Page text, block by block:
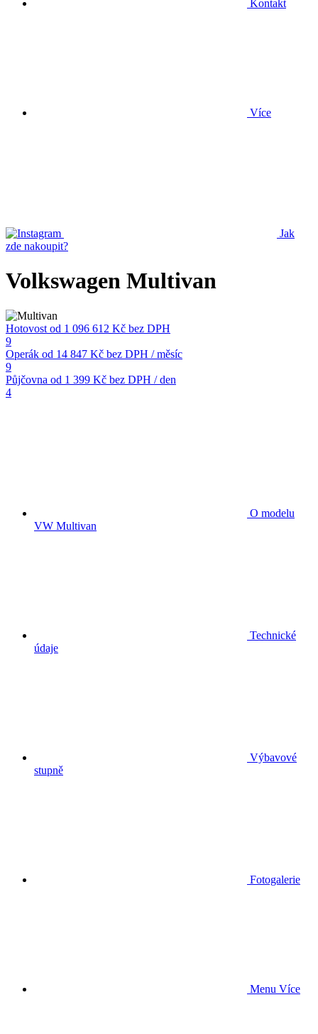
Kontakt
Více
Jak
zde nakoupit?
Volkswagen Multivan
Hotovost od 1 096 612 Kč bez DPH
9
Operák od 14 847 Kč bez DPH / měsíc
9
Půjčovna od 1 399 Kč bez DPH / den
4
O modelu
VW Multivan
Technické
údaje
Výbavové
stupně
Fotogalerie
Menu Více